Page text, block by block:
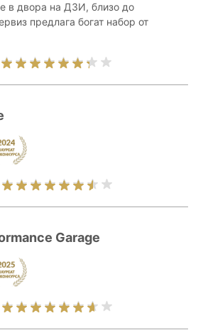
в двора на ДЗИ, близо до
предлага богат набор от
Garage